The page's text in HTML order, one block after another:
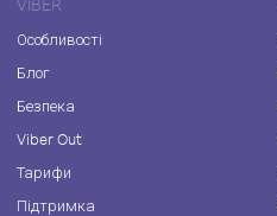
VIBER
Особливості
Блог
Безпека
Viber Out
Тарифи
Підтримка